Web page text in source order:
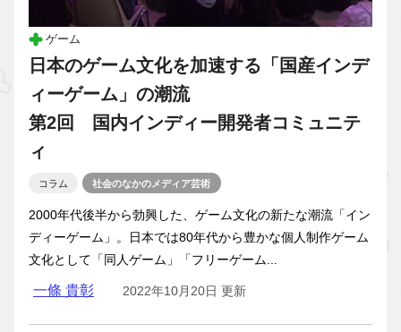
ゲーム
日本のゲーム文化を加速する「国産インデ
ィーゲーム」の潮流
第2回 国内インディー開発者コミュニテ
ィ
コラム 社会のなかのメディア芸術
2000年代後半から勃興した、ゲーム文化の新たな潮流「イン
ディーゲーム」。日本では80年代から豊かな個人制作ゲーム
文化として「同人ゲーム」「フリーゲーム...
一條 貴彰 2022年10月20日 更新